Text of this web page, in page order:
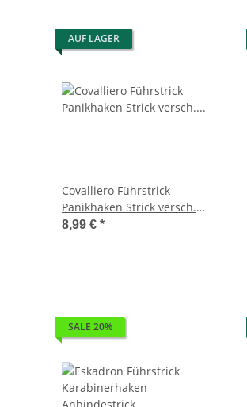
AUF LAGER
Covalliero Führstrick
Panikhaken Strick versch.
Farben H/W 23
8,99 € *
SALE 20%